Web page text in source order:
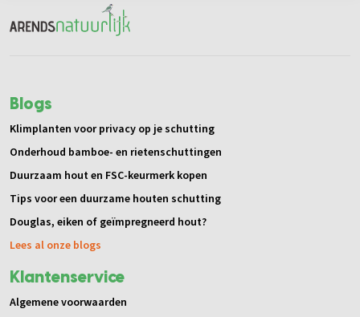
Blogs
Klimplanten voor privacy op je schutting
Onderhoud bamboe- en rietenschuttingen
Duurzaam hout en FSC-keurmerk kopen
Tips voor een duurzame houten schutting
Douglas, eiken of geïmpregneerd hout?
Lees al onze blogs
Klantenservice
Algemene voorwaarden